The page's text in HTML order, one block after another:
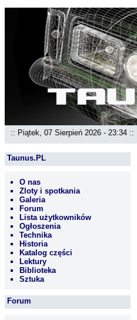
:: Piątek, 07 Sierpień 2026 - 23:34 ::
Taunus.PL
O nas
Zloty i spotkania
Galeria
Forum
Lista użytkowników
Ogłoszenia
Technika
Historia
Katalog części
Lektury
Biblioteka
Sztuka
Forum